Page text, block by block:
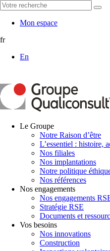
Mon espace
fr
En
Le Groupe
Notre Raison d’être
L’essentiel : histoire,
Nos filiales
Nos implantations
Notre politique
Nos références
Nos engagements
Nos engagements
Stratégie RSE
Documents et
Vos besoins
Nos innovations
Construction